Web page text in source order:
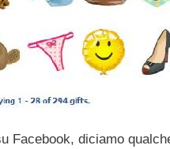
Facebook, diciamo